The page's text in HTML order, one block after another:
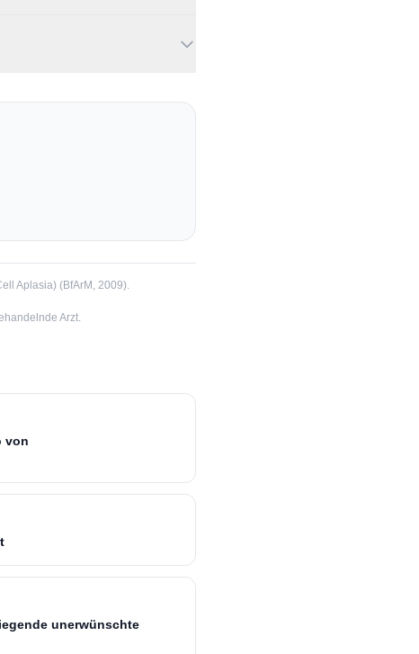
Aplasia) (BfArM , 2009).
Arzt.
von
unerwünschte